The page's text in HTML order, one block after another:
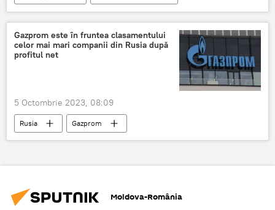
Arme
Gazprom este în fruntea clasamentului
celor mai mari companii din Rusia după
profitul net
5 Octombrie 2023, 08:09
Rusia Gazprom
Moldova-România